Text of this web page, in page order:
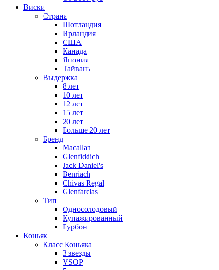
Виски
Страна
Шотландия
Ирландия
США
Канада
Япония
Тайвань
Выдержка
8 лет
10 лет
12 лет
15 лет
20 лет
Больше 20 лет
Бренд
Macallan
Glenfiddich
Jack Daniel's
Benriach
Chivas Regal
Glenfarclas
Тип
Односолодовый
Купажированный
Бурбон
Коньяк
Класс Коньяка
3 звезды
VSOP